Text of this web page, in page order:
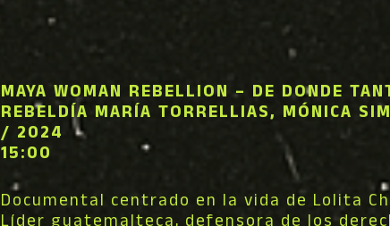
MAYA WOMAN REBELLION – DE DONDE
REBELDÍA MARÍA TORRELLIAS, MÓNICA
/ 2024
15:00
Documental centrado en la vida de Lolita